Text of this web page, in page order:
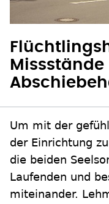
Um mit der
der Einrichtung
die beiden
Laufenden und
miteinander.